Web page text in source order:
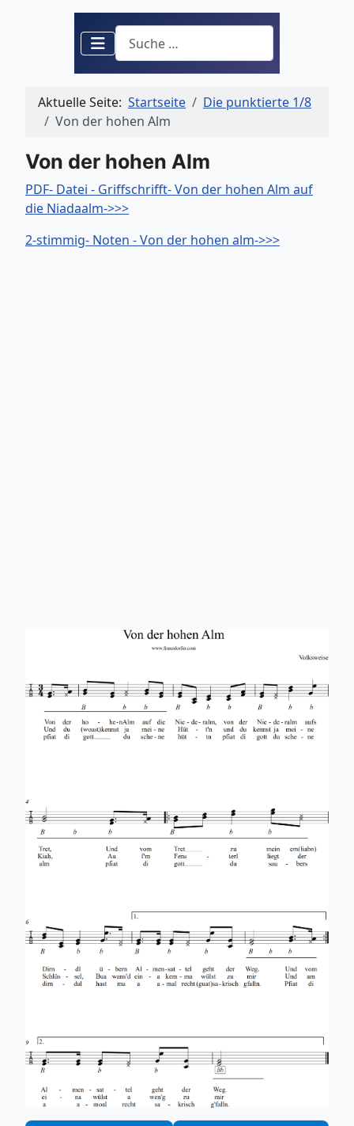
Suchen
Aktuelle Seite: Startseite
Die punktierte 1/8
Von der hohen Alm
Von der hohen Alm
PDF- Datei - Griffschrifft- Von der hohen Alm auf
die Niadaalm->>>
2-stimmig- Noten - Von der hohen alm->>>